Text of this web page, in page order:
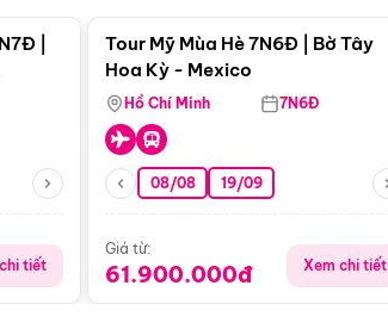
|
tiết
Tour Mỹ Mùa Hè 7N6Đ | Bờ Tây
Hoa Kỳ - Mexico
Hồ Chí Minh 7N6Đ
08/08 19/09
Giá từ:
61.900.000đ Xem chi tiết